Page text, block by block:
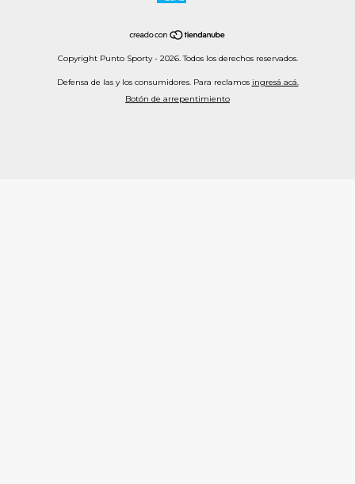
Copyright Punto Sporty - 2026. Todos los derechos reservados.
Defensa de las y los consumidores. Para reclamos ingresá acá.
Botón de arrepentimiento